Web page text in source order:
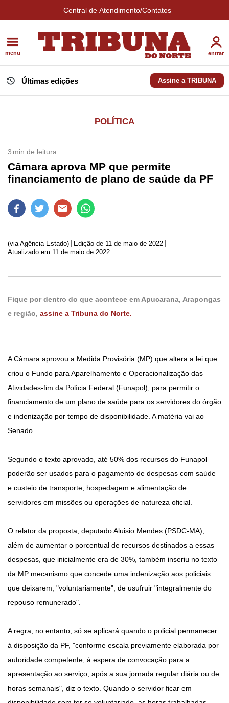
Central de Atendimento/Contatos
menu entrar
Últimas edições Assine a TRIBUNA
POLÍTICA
3 min de leitura
Câmara aprova MP que permite
financiamento de plano de saúde da PF
(via Agência Estado) Edição de 11 de maio de 2022
Atualizado em 11 de maio de 2022
Fique por dentro do que acontece em Apucarana, Arapongas
e região, assine a Tribuna do Norte.
A Câmara aprovou a Medida Provisória (MP) que altera a lei que
criou o Fundo para Aparelhamento e Operacionalização das
Atividades-fim da Polícia Federal (Funapol), para permitir o
financiamento de um plano de saúde para os servidores do órgão
e indenização por tempo de disponibilidade. A matéria vai ao
Senado.
Segundo o texto aprovado, até 50% dos recursos do Funapol
poderão ser usados para o pagamento de despesas com saúde
e custeio de transporte, hospedagem e alimentação de
servidores em missões ou operações de natureza oficial.
O relator da proposta, deputado Aluisio Mendes (PSDC-MA),
além de aumentar o porcentual de recursos destinados a essas
despesas, que inicialmente era de 30%, também inseriu no texto
da MP mecanismo que concede uma indenização aos policiais
que deixarem, "voluntariamente", de usufruir "integralmente do
repouso remunerado".
A regra, no entanto, só se aplicará quando o policial permanecer
à disposição da PF, "conforme escala previamente elaborada por
autoridade competente, à espera de convocação para a
apresentação ao serviço, após a sua jornada regular diária ou de
horas semanais", diz o texto. Quando o servidor ficar em